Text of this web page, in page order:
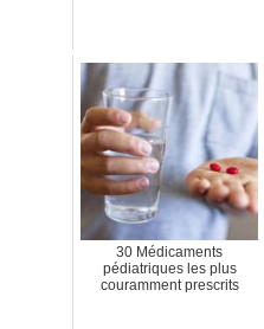
30 Médicaments
pédiatriques les plus
couramment prescrits